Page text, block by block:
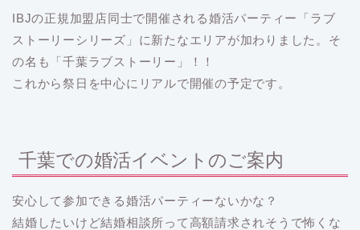
IBJの正規加盟店同士で開催される婚活パーティー「ラブ
ストーリーシリーズ」に新たなエリアが加わりました。そ
の名も「千葉ラブストーリー」！！
これから祭日を中心にリアルで開催の予定です。
千葉での婚活イベントのご案内
安心して参加できる婚活パーティーないかな？
結婚したいけど結婚相談所って高額請求されそうで怖くな